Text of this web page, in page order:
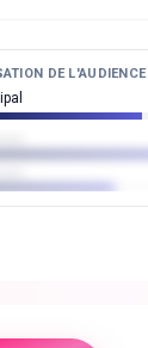
DE L'AUDIENCE